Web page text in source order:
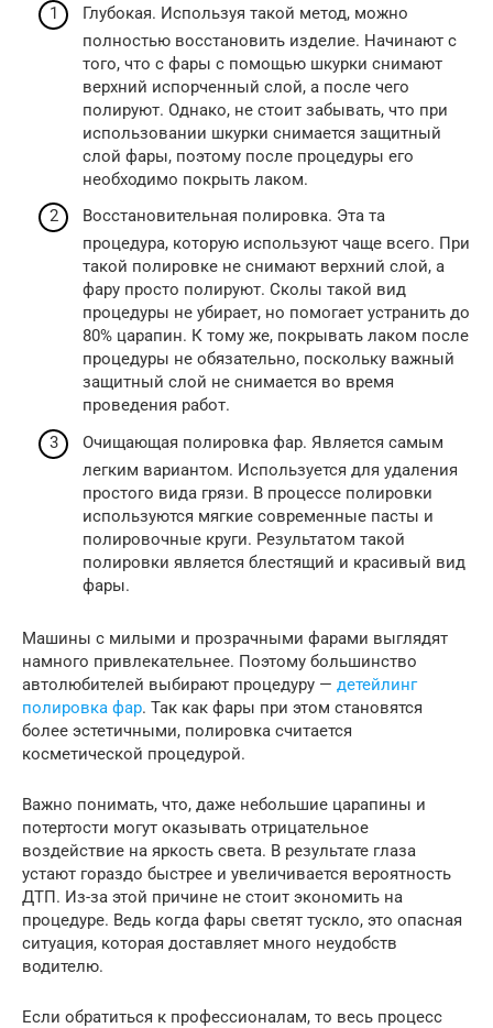
Глубокая. Используя такой метод, можно
полностью восстановить изделие. Начинают с
того, что с фары с помощью шкурки снимают
верхний испорченный слой, а после чего
полируют. Однако, не стоит забывать, что при
использовании шкурки снимается защитный
слой фары, поэтому после процедуры его
необходимо покрыть лаком.
Восстановительная полировка. Эта та
процедура, которую используют чаще всего. При
такой полировке не снимают верхний слой, а
фару просто полируют. Сколы такой вид
процедуры не убирает, но помогает устранить до
80% царапин. К тому же, покрывать лаком после
процедуры не обязательно, поскольку важный
защитный слой не снимается во время
проведения работ.
Очищающая полировка фар. Является самым
легким вариантом. Используется для удаления
простого вида грязи. В процессе полировки
используются мягкие современные пасты и
полировочные круги. Результатом такой
полировки является блестящий и красивый вид
фары.
Машины с милыми и прозрачными фарами выглядят
намного привлекательнее. Поэтому большинство
автолюбителей выбирают процедуру — детейлинг
полировка фар. Так как фары при этом становятся
более эстетичными, полировка считается
косметической процедурой.
Важно понимать, что, даже небольшие царапины и
потертости могут оказывать отрицательное
воздействие на яркость света. В результате глаза
устают гораздо быстрее и увеличивается вероятность
ДТП. Из-за этой причине не стоит экономить на
процедуре. Ведь когда фары светят тускло, это опасная
ситуация, которая доставляет много неудобств
водителю.
Если обратиться к профессионалам, то весь процесс